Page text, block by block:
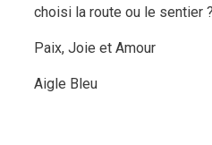
choisi la route ou le sentier ?
Paix, Joie et Amour
Aigle Bleu